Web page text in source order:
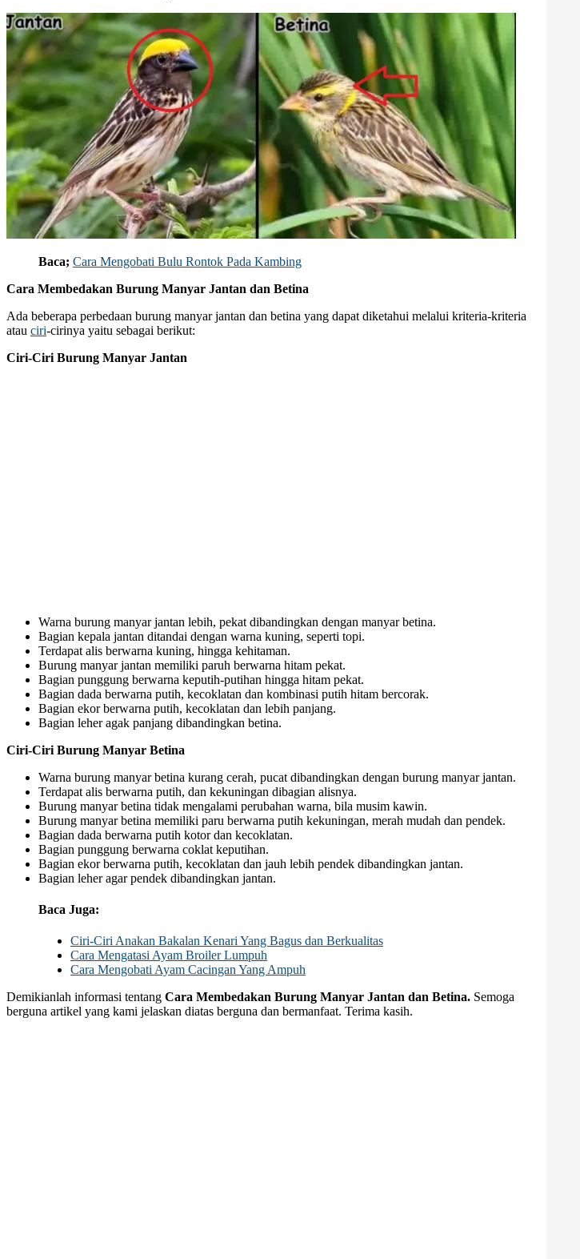
Baca; Cara Mengobati Bulu Rontok Pada Kambing
Cara Membedakan Burung Manyar Jantan dan Betina
Ada beberapa perbedaan burung manyar jantan dan betina yang dapat diketahui melalui kriteria-kriteria
atau ciri-cirinya yaitu sebagai berikut:
Ciri-Ciri Burung Manyar Jantan
Warna burung manyar jantan lebih, pekat dibandingkan dengan manyar betina.
Bagian kepala jantan ditandai dengan warna kuning, seperti topi.
Terdapat alis berwarna kuning, hingga kehitaman.
Burung manyar jantan memiliki paruh berwarna hitam pekat.
Bagian punggung berwarna keputih-putihan hingga hitam pekat.
Bagian dada berwarna putih, kecoklatan dan kombinasi putih hitam bercorak.
Bagian ekor berwarna putih, kecoklatan dan lebih panjang.
Bagian leher agak panjang dibandingkan betina.
Ciri-Ciri Burung Manyar Betina
Warna burung manyar betina kurang cerah, pucat dibandingkan dengan burung manyar jantan.
Terdapat alis berwarna putih, dan kekuningan dibagian alisnya.
Burung manyar betina tidak mengalami perubahan warna, bila musim kawin.
Burung manyar betina memiliki paru berwarna putih kekuningan, merah mudah dan pendek.
Bagian dada berwarna putih kotor dan kecoklatan.
Bagian punggung berwarna coklat keputihan.
Bagian ekor berwarna putih, kecoklatan dan jauh lebih pendek dibandingkan jantan.
Bagian leher agar pendek dibandingkan jantan.
Baca Juga:
Ciri-Ciri Anakan Bakalan Kenari Yang Bagus dan Berkualitas
Cara Mengatasi Ayam Broiler Lumpuh
Cara Mengobati Ayam Cacingan Yang Ampuh
Demikianlah informasi tentang Cara Membedakan Burung Manyar Jantan dan Betina. Semoga
berguna artikel yang kami jelaskan diatas berguna dan bermanfaat. Terima kasih.